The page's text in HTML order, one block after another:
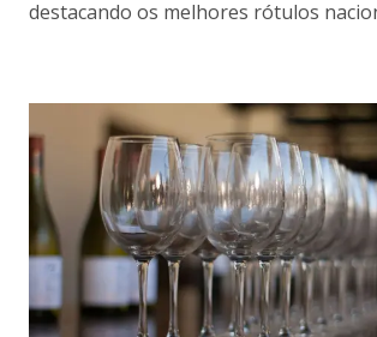
destacando os melhores rótulos